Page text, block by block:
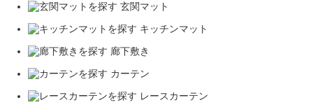
玄関マット
キッチンマット
廊下敷き
カーテン
レースカーテン